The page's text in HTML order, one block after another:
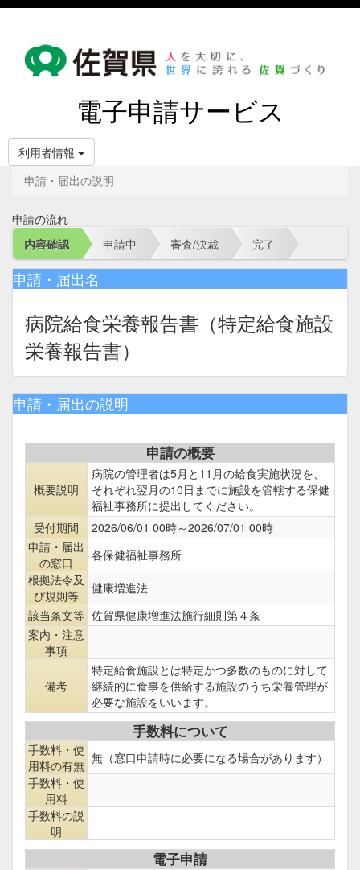
電子申請サービス
利用者情報
申請・届出の説明
申請の流れ
内容確認
申請中 審査/決裁 完了
申請・届出名
病院給食栄養報告書（特定給食施設
栄養報告書）
申請・届出の説明
申請の概要
概要説明
病院の管理者は5月と11月の給食実施状況を、
それぞれ翌月の10日までに施設を管轄する保健
福祉事務所に提出してください。
受付期間
2026/06/01 00時～2026/07/01 00時
申請・届出
の窓口
各保健福祉事務所
根拠法令及
び規則等
健康増進法
該当条文等 佐賀県健康増進法施行細則第４条
案内・注意
事項
備考
特定給食施設とは特定かつ多数のものに対して
継続的に食事を供給する施設のうち栄養管理が
必要な施設をいいます。
手数料について
手数料・使
用料の有無 無（窓口申請時に必要になる場合があります）
手数料・使
用料
手数料の説
明
電子申請